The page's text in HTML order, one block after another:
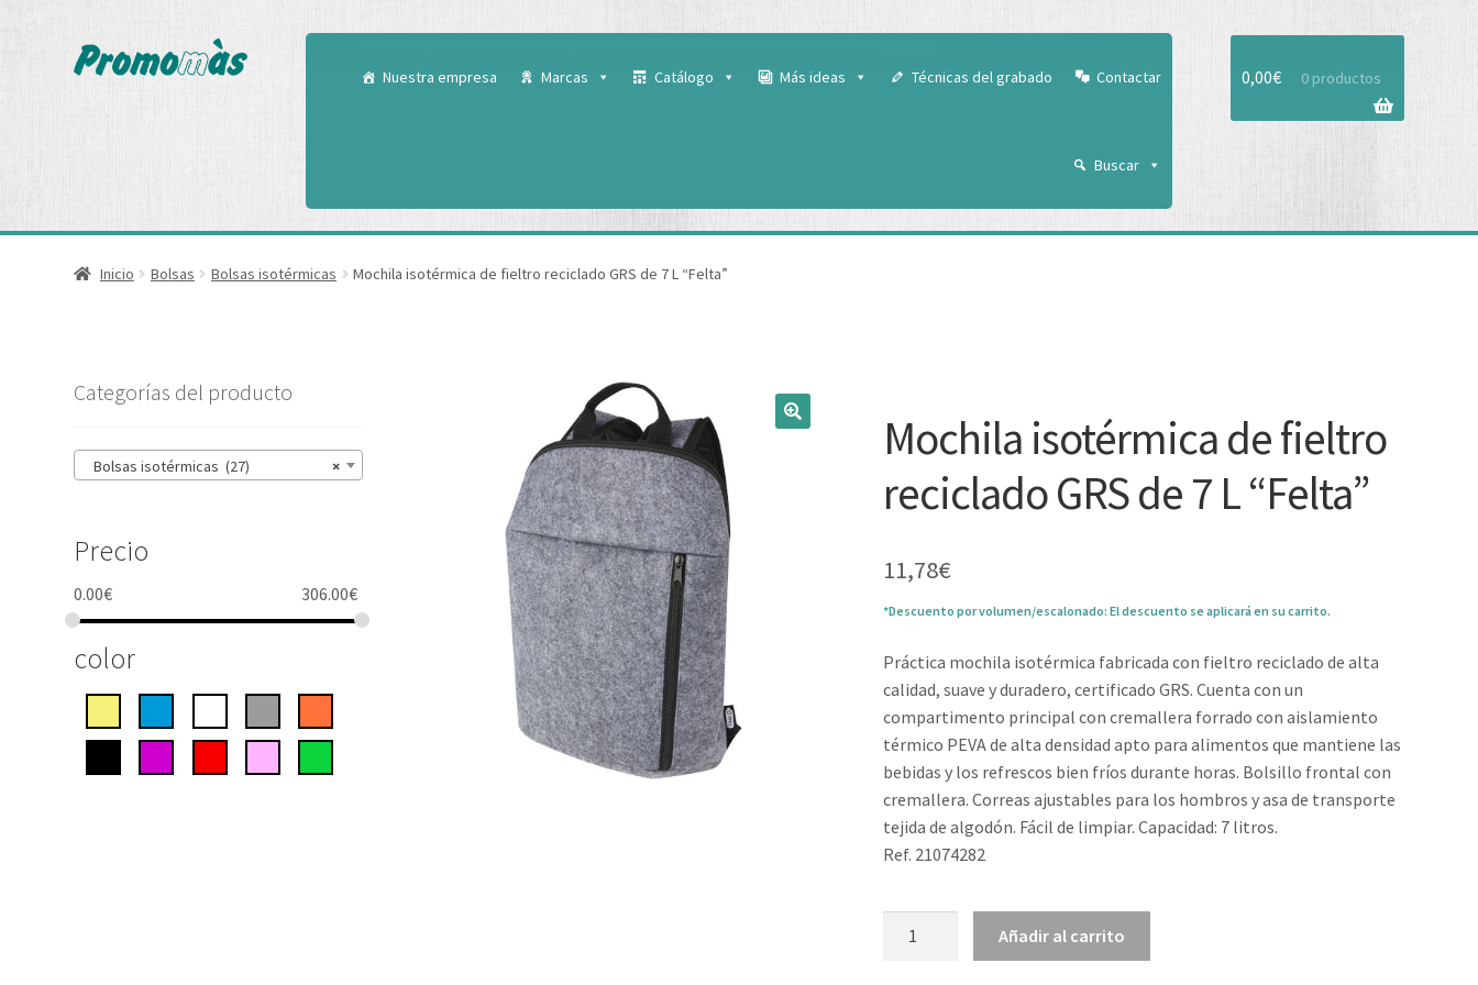
Nuestra empresa Marcas Catálogo Más ideas Técnicas del grabado Contactar
Buscar
0,00€ 0 productos
Inicio Bolsas Bolsas isotérmicas Mochila isotérmica de fieltro reciclado GRS de 7 L “Felta”
Mochila isotérmica de fieltro
reciclado GRS de 7 L “Felta”
11,78€
*Descuento por volumen/escalonado: El descuento se aplicará en su carrito.
Práctica mochila isotérmica fabricada con fieltro reciclado de alta
calidad, suave y duradero, certificado GRS. Cuenta con un
compartimento principal con cremallera forrado con aislamiento
térmico PEVA de alta densidad apto para alimentos que mantiene las
bebidas y los refrescos bien fríos durante horas. Bolsillo frontal con
cremallera. Correas ajustables para los hombros y asa de transporte
tejida de algodón. Fácil de limpiar. Capacidad: 7 litros.
Ref. 21074282
Añadir al carrito
Categorías del producto
×
Bolsas isotérmicas (27)
Precio
0.00€ 306.00€
color
Aceptar